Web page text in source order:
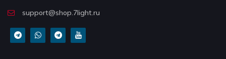
support@shop.7light.ru